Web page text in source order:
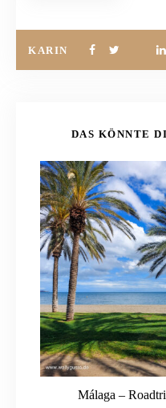
KARIN
DAS KÖNNTE
Málaga –